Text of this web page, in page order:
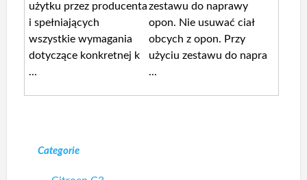
użytku przez producenta
i spełniających
wszystkie wymagania
dotyczące konkretnej k
...
zestawu do naprawy
opon. Nie usuwać ciał
obcych z opon. Przy
użyciu zestawu do napra
...
Categorie